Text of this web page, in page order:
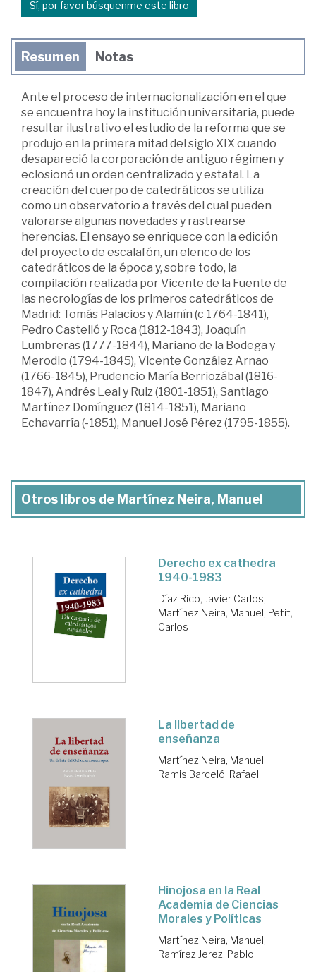
Sí, por favor búsquenme este libro
Resumen Notas
Ante el proceso de internacionalización en el que
se encuentra hoy la institución universitaria, puede
resultar ilustrativo el estudio de la reforma que se
produjo en la primera mitad del siglo XIX cuando
desapareció la corporación de antiguo régimen y
eclosionó un orden centralizado y estatal. La
creación del cuerpo de catedráticos se utiliza
como un observatorio a través del cual pueden
valorarse algunas novedades y rastrearse
herencias. El ensayo se enriquece con la edición
del proyecto de escalafón, un elenco de los
catedráticos de la época y, sobre todo, la
compilación realizada por Vicente de la Fuente de
las necrologías de los primeros catedráticos de
Madrid: Tomás Palacios y Alamín (c 1764-1841),
Pedro Castelló y Roca (1812-1843), Joaquín
Lumbreras (1777-1844), Mariano de la Bodega y
Merodio (1794-1845), Vicente González Arnao
(1766-1845), Prudencio María Berriozábal (1816-
1847), Andrés Leal y Ruiz (1801-1851), Santiago
Martínez Domínguez (1814-1851), Mariano
Echavarría (-1851), Manuel José Pérez (1795-1855).
Otros libros de Martínez Neira, Manuel
Derecho ex cathedra
1940-1983
Díaz Rico, Javier Carlos;
Martínez Neira, Manuel; Petit,
Carlos
La libertad de
enseñanza
Martínez Neira, Manuel;
Ramis Barceló, Rafael
Hinojosa en la Real
Academia de Ciencias
Morales y Políticas
Martínez Neira, Manuel;
Ramírez Jerez, Pablo